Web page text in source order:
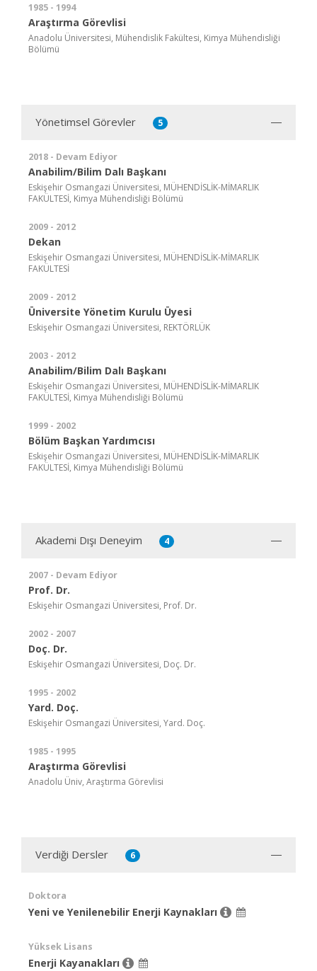
1985 - 1994
Araştırma Görevlisi
Anadolu Üniversitesi, Mühendislik Fakültesi, Kimya Mühendisliği
Bölümü
Yönetimsel Görevler 5
2018 - Devam Ediyor
Anabilim/Bilim Dalı Başkanı
Eskişehir Osmangazi Üniversitesi, MÜHENDİSLİK-MİMARLIK
FAKÜLTESİ, Kimya Mühendisliği Bölümü
2009 - 2012
Dekan
Eskişehir Osmangazi Üniversitesi, MÜHENDİSLİK-MİMARLIK
FAKÜLTESİ
2009 - 2012
Üniversite Yönetim Kurulu Üyesi
Eskişehir Osmangazi Üniversitesi, REKTÖRLÜK
2003 - 2012
Anabilim/Bilim Dalı Başkanı
Eskişehir Osmangazi Üniversitesi, MÜHENDİSLİK-MİMARLIK
FAKÜLTESİ, Kimya Mühendisliği Bölümü
1999 - 2002
Bölüm Başkan Yardımcısı
Eskişehir Osmangazi Üniversitesi, MÜHENDİSLİK-MİMARLIK
FAKÜLTESİ, Kimya Mühendisliği Bölümü
Akademi Dışı Deneyim 4
2007 - Devam Ediyor
Prof. Dr.
Eskişehir Osmangazi Üniversitesi, Prof. Dr.
2002 - 2007
Doç. Dr.
Eskişehir Osmangazi Üniversitesi, Doç. Dr.
1995 - 2002
Yard. Doç.
Eskişehir Osmangazi Üniversitesi, Yard. Doç.
1985 - 1995
Araştırma Görevlisi
Anadolu Üniv, Araştırma Görevlisi
Verdiği Dersler 6
Doktora
Yeni ve Yenilenebilir Enerji Kaynakları
Yüksek Lisans
Enerji Kayanakları